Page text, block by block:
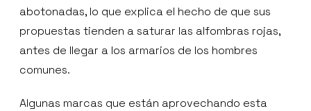
abotonadas, lo que explica el hecho de que sus
propuestas tienden a saturar las alfombras rojas,
antes de llegar a los armarios de los hombres
comunes.
Algunas marcas que están aprovechando esta